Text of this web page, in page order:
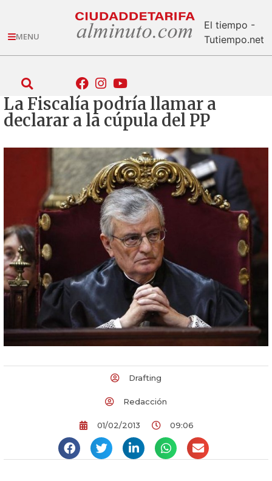
MENU
El tiempo -
Tutiempo.net
La Fiscalía podría llamar a
declarar a la cúpula del PP
Drafting
Redacción
01/02/2013 09:06